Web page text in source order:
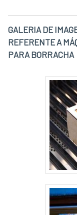
GALERIA DE
REFERENTE A
PARA BORRACHA